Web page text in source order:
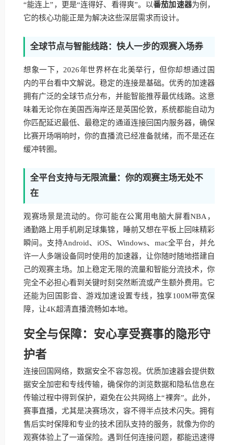
“能连上”，更是“连得好、看得爽”。以番茄加速器为例，
它的核心功能正是为解决这些深层需求而设计。
全球节点与智能线路：快人一步的观赛入场券
想象一下，2026年世界杯在北美举行，但你却想通过国
内的平台看中文解说。稳定的连接是基础。优秀的加速器
拥有广泛的全球节点分布，并能智能推荐最优线路。这意
味着无论你在美国西海岸还是英国伦敦，系统都能自动为
你匹配延迟最低、最稳定的通道连接回国内服务器，确保
比赛开场哨响时，你的直播流已经准备就绪，而不是还在
缓冲转圈。
全平台支持与无限流量：你的观赛主场无处不
在
观赛场景是流动的。你可能在公寓用电脑大屏看NBA，
通勤路上用手机刷足球集锦，睡前又想在平板上回味精彩
瞬间。支持Android、iOS、Windows、mac全平台，并允
许一人多端设备同时使用的加速器，让你随时随地搭建自
己的观赛主场。加上稳定无限的流量和智能分流技术，你
完全不必担心看到关键时刻突然断流或产生额外费用。它
还能为回国影音、游戏加速设置专线，独享100M带宽保
障，让4K超清直播流畅如本地。
安全与保障：安心享受赛事的隐形守
护者
连接回国网络，数据安全不容忽视。优质加速器会提供数
据安全加密和专线传输，确保你的浏览数据和隐私信息在
传输过程中得到保护，避免在公共网络上“裸奔”。此外，
赛事直播，尤其是决赛场次，容不得半点技术闪失。拥有
售后实时保障和专业的技术团队支持的服务，就像为你的
观赛体验上了一道保险。遇到任何连接问题，都能迅速得